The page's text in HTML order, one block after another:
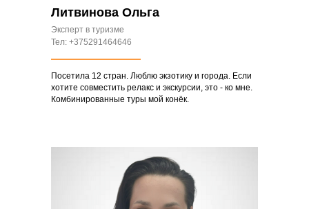
Литвинова Ольга
Эксперт в туризме
Тел: +375291464646
Посетила 12 стран. Люблю экзотику и города. Если
хотите совместить релакс и экскурсии, это - ко мне.
Комбинированные туры мой конёк.